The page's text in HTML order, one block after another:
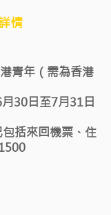
情
青年（需為香港
30日至7月31日
括來回機票、住